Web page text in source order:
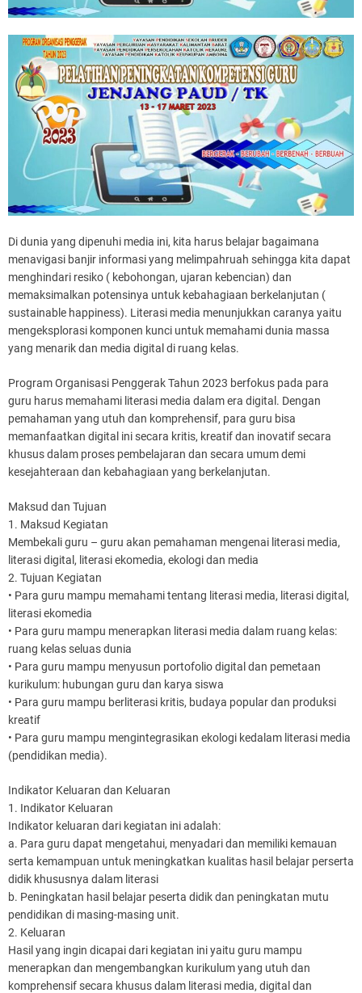
i
e
Di dunia yang dipenuhi media ini, kita harus belajar bagaimana
menavigasi banjir informasi yang melimpahruah sehingga kita dapat
menghindari resiko ( kebohongan, ujaran kebencian) dan
memaksimalkan potensinya untuk kebahagiaan berkelanjutan (
sustainable happiness). Literasi media menunjukkan caranya yaitu
mengeksplorasi komponen kunci untuk memahami dunia massa
yang menarik dan media digital di ruang kelas.
Program Organisasi Penggerak Tahun 2023 berfokus pada para
guru harus memahami literasi media dalam era digital. Dengan
pemahaman yang utuh dan komprehensif, para guru bisa
memanfaatkan digital ini secara kritis, kreatif dan inovatif secara
khusus dalam proses pembelajaran dan secara umum demi
kesejahteraan dan kebahagiaan yang berkelanjutan.
Maksud dan Tujuan
1. Maksud Kegiatan
Membekali guru – guru akan pemahaman mengenai literasi media,
literasi digital, literasi ekomedia, ekologi dan media
2. Tujuan Kegiatan
• Para guru mampu memahami tentang literasi media, literasi digital,
literasi ekomedia
• Para guru mampu menerapkan literasi media dalam ruang kelas:
ruang kelas seluas dunia
• Para guru mampu menyusun portofolio digital dan pemetaan
kurikulum: hubungan guru dan karya siswa
• Para guru mampu berliterasi kritis, budaya popular dan produksi
kreatif
• Para guru mampu mengintegrasikan ekologi kedalam literasi media
(pendidikan media).
Indikator Keluaran dan Keluaran
1. Indikator Keluaran
Indikator keluaran dari kegiatan ini adalah:
a. Para guru dapat mengetahui, menyadari dan memiliki kemauan
serta kemampuan untuk meningkatkan kualitas hasil belajar perserta
didik khususnya dalam literasi
b. Peningkatan hasil belajar peserta didik dan peningkatan mutu
pendidikan di masing-masing unit.
2. Keluaran
Hasil yang ingin dicapai dari kegiatan ini yaitu guru mampu
menerapkan dan mengembangkan kurikulum yang utuh dan
komprehensif secara khusus dalam literasi media, digital dan